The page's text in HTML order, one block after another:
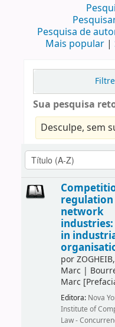
Pesquisa de
Mais popular
Sua pesquisa
Desculpe, sem
regulation
network
industries:
in
por
Marc |
Marc
Editora: Nova
Institute of
Law -